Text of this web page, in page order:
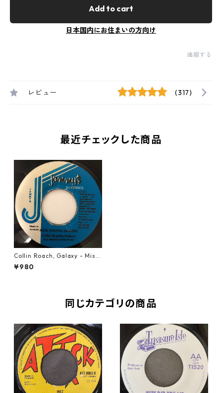
Add to cart
日本国内にお住まいの方向け
通報する
レビュー (317)
最近チェックした商品
Collin Roach, Galaxy - Miss
Goodie Goodie【7-20627】
¥980
同じカテゴリの商品